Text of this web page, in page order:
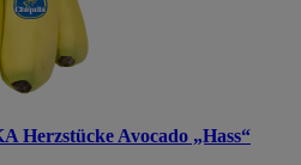
Herzstücke Avocado „Hass“